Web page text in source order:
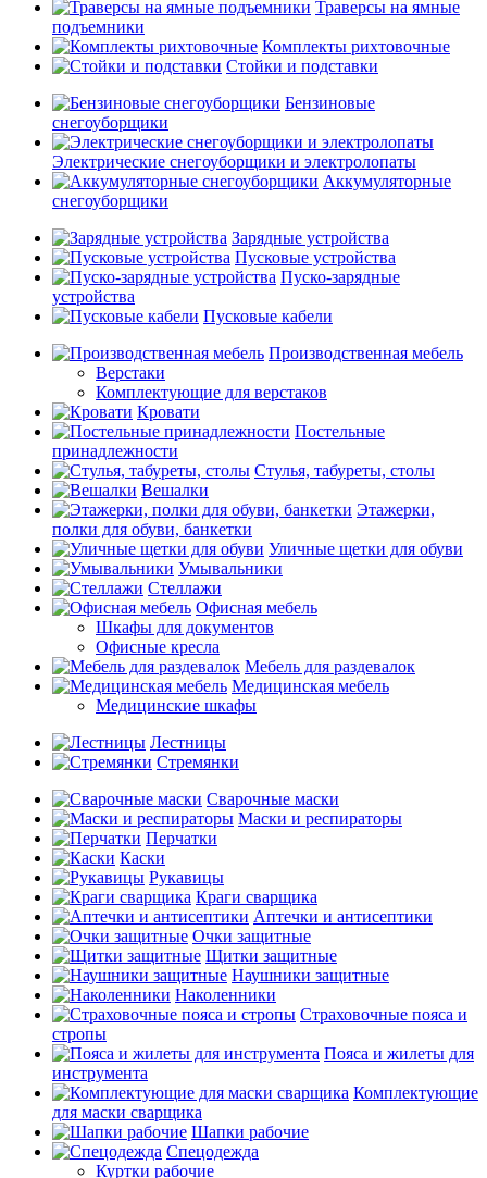
Траверсы на ямные
подъемники
Комплекты рихтовочные
Стойки и подставки
Бензиновые
снегоуборщики
Электрические снегоуборщики и электролопаты
Аккумуляторные
снегоуборщики
Зарядные устройства
Пусковые устройства
Пуско-зарядные
устройства
Пусковые кабели
Производственная мебель
Верстаки
Комплектующие для верстаков
Кровати
Постельные
принадлежности
Стулья, табуреты, столы
Вешалки
Этажерки,
полки для обуви, банкетки
Уличные щетки для обуви
Умывальники
Стеллажи
Офисная мебель
Шкафы для документов
Офисные кресла
Мебель для раздевалок
Медицинская мебель
Медицинские шкафы
Лестницы
Стремянки
Сварочные маски
Маски и респираторы
Перчатки
Каски
Рукавицы
Краги сварщика
Аптечки и антисептики
Очки защитные
Щитки защитные
Наушники защитные
Наколенники
Страховочные пояса и
стропы
Пояса и жилеты для
инструмента
Комплектующие
для маски сварщика
Шапки рабочие
Спецодежда
Куртки рабочие